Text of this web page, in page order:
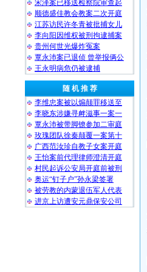
宋泽案已移送检察院审查起
顺德盛佳教会教案二次开庭
江苏访民许冬青被批捕女儿
李向阳因维权被刑拘逮捕案
贵州何世光爆炸冤案
覃永沛案已退侦 曾举报俩公
王永明病危仍被逮捕
随 机 推 荐
李维忠案被以煽颠罪移送至
李晓东涉嫌寻衅滋事一案一
覃永沛被带脚镣参加二审庭
玫瑰团队徐秦颠覆一案第十
广西范汝珍自教子女案开庭
王怡案前代理律师澄清开庭
村民起诉公安局开庭前被刑
奥运“钉子户”孙永梁签署
被劳教的内蒙退伍军人代表
进京上访遭安元鼎保安公司